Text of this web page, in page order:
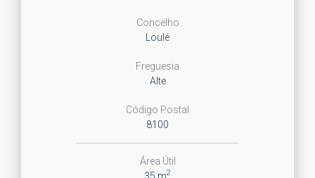
Concelho
Loulé
Freguesia
Alte
Código Postal
8100
Área Útil
35 m2